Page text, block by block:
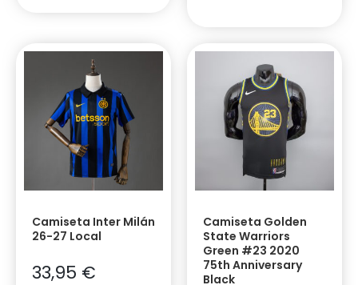
Camiseta Inter Milán
26-27 Local
33,95 €
Camiseta Golden
State Warriors
Green #23 2020
75th Anniversary
Black